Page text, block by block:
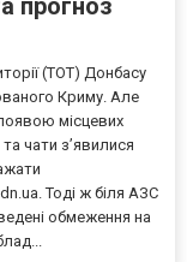
прогноз
(ТОТ) Донбасу
Криму. Але
місцевих
чати з’явилися
Тоді ж біля АЗС
обмеження на